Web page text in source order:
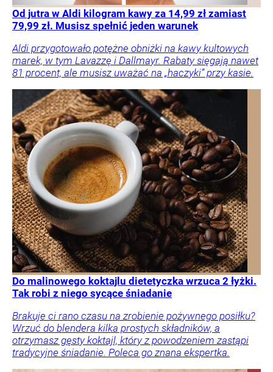
Od jutra w Aldi kilogram kawy za 14,99 zł zamiast
79,99 zł. Musisz spełnić jeden warunek
Aldi przygotowało potężne obniżki na kawy kultowych
marek, w tym Lavazzę i Dallmayr. Rabaty sięgają nawet
81 procent, ale musisz uważać na „haczyki” przy kasie.
Do malinowego koktajlu dietetyczka wrzuca 2 łyżki.
Tak robi z niego sycące śniadanie
Brakuje ci rano czasu na zrobienie pożywnego posiłku?
Wrzuć do blendera kilka prostych składników, a
otrzymasz gęsty koktajl, który z powodzeniem zastąpi
tradycyjne śniadanie. Poleca go znana ekspertka.